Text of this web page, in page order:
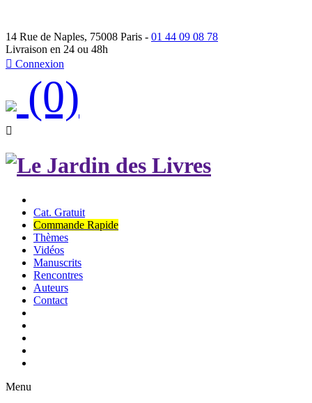
14 Rue de Naples, 75008 Paris - 01 44 09 08 78
Livraison en 24 ou 48h
 Connexion
(0)

Cat. Gratuit
Commande Rapide
Thèmes
Vidéos
Manuscrits
Rencontres
Auteurs
Contact
Menu